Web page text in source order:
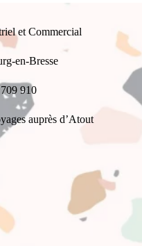
et Commercial
en-Bresse
910
auprès d’Atout